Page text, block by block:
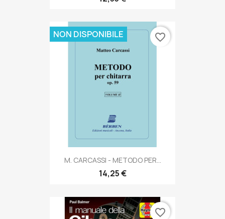
M. CARCASSI - METODO PER...
14,25 €
NON DISPONIBILE favorite_border
favorite_border